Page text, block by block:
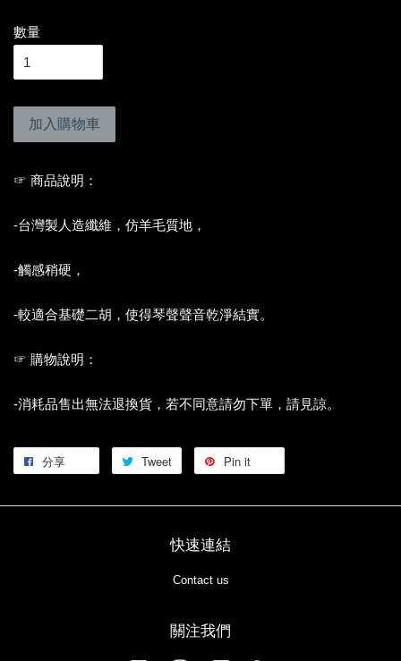
數量
加入購物車
☞ 商品說明：
-台灣製人造纖維，仿羊毛質地，
-觸感稍硬，
-較適合基礎二胡，使得琴聲聲音乾淨結實。
☞ 購物說明：
-消耗品售出無法退換貨，若不同意請勿下單，請見諒。
分享 Tweet Pin it
快速連結
Contact us
關注我們